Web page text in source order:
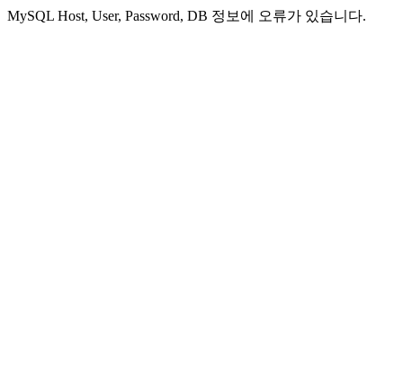
MySQL Host, User, Password, DB 정보에 오류가 있습니다.